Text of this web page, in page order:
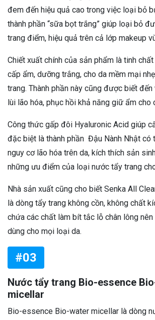
đem đến hiệu quả cao trong việc loại bỏ
thành phần “sữa bọt trắng” giúp loại bỏ
trang điểm, hiệu quả trên cả lớp makeup
Chiết xuất chính của sản phẩm là tinh
cấp ẩm, dưỡng trắng, cho da mềm mại
trang. Thành phần này cũng được biết
lùi lão hóa, phục hồi khả năng giữ ẩm cho
Công thức gấp đôi Hyaluronic Acid giúp
đặc biệt là thành phần Đậu Nành Nhật có
nguy cơ lão hóa trên da, kích thích sản
những ưu điểm của loại nước tẩy trang
Nhà sản xuất cũng cho biết Senka All
là dòng tẩy trang không cồn, không chất
chứa các chất làm bít tắc lỗ chân lông nên
dùng cho mọi loại da.
#03
Nước tẩy trang Bio-essence
micellar
Bio-essence Bio-water micellar là dòng